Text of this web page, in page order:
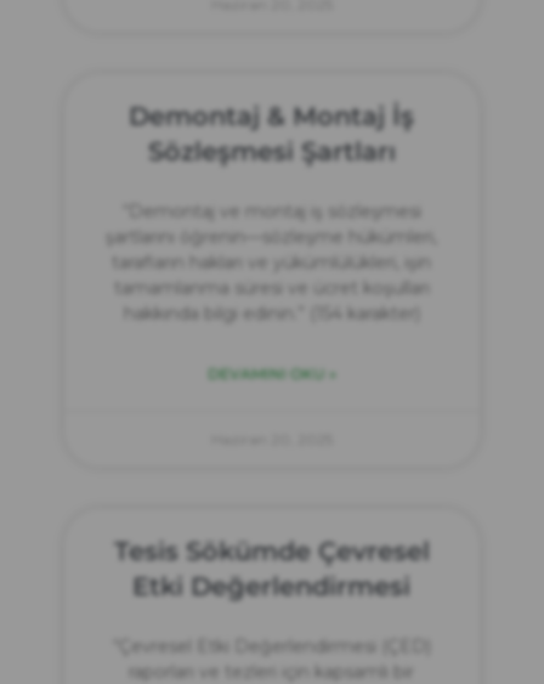
Demontaj & Montaj İş
Sözleşmesi Şartları
“Demontaj ve montaj iş sözleşmesi
şartlarını öğrenin—sözleşme hükümleri,
tarafların hakları ve yükümlülükleri, işin
tamamlanma süresi ve ücret koşulları
hakkında bilgi edinin.” (154 karakter)
DEVAMINI OKU »
Tesis Sökümde Çevresel
Etki Değerlendirmesi
“Çevresel Etki Değerlendirmesi (ÇED)
raporları ve tezleri için kapsamlı bir